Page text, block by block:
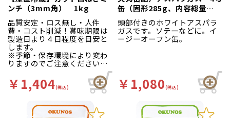
ンチ（3mm角） 1kg
品質安定・ロス無し・人件
費・コスト削減！賞味期限は
製造日より４日程度を目安と
します。
※季節・保存環境により変わ
りますのでご注意ください。
※5kg以上でのご注文をお願
いします。
5kg未満の場合、キャンセ
ルさせていただきます。
【産直冷蔵】と表記のある
商品同士の混載は可能です。
￥1,404(税込)
缶（固形285g、内容総量
425g）
頭部付きのホワイトアスパラ
ガスです。ソテーなどに。イ
ージーオープン缶。
￥1,080(税込)